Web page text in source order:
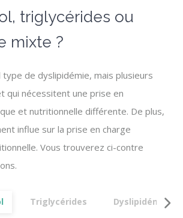
triglycérides ou
mixte ?
type de dyslipidémie, mais plusieurs
qui nécessitent une prise en
et nutritionnelle différente. De plus,
influe sur la prise en charge
Vous trouverez ci-contre
Triglycérides Dyslipidémie